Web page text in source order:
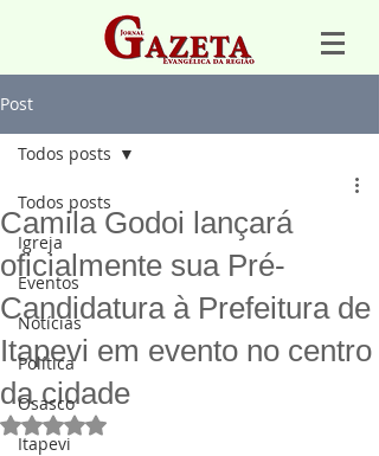
Post
Todos posts
Igreja
Eventos
Notícias
Política
Osasco
Itapevi
Todos posts
Camila Godoi lançará
oficialmente sua Pré-
Candidatura à Prefeitura de
Itapevi em evento no centro
da cidade
Avaliado com NaN de 5 estrelas.